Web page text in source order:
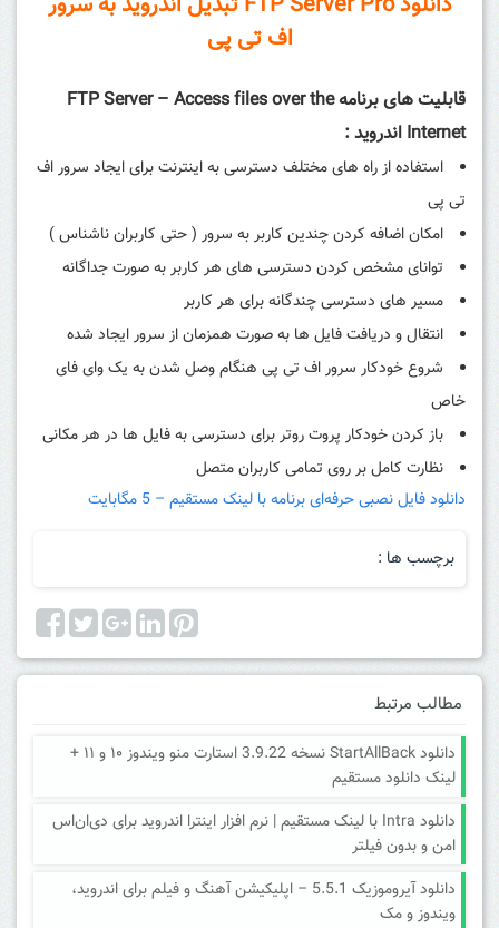
اف تی پی
قابلیت های برنامه FTP Server – Access files over the
Internet اندروید :
استفاده از راه های مختلف دسترسی به اینترنت برای ایجاد سرور اف
تی پی
امکان اضافه کردن چندین کاربر به سرور ( حتی کاربران ناشناس )
توانای مشخص کردن دسترسی های هر کاربر به صورت جداگانه
مسیر های دسترسی چندگانه برای هر کاربر
انتقال و دریافت فایل ها به صورت همزمان از سرور ایجاد شده
شروع خودکار سرور اف تی پی هنگام وصل شدن به یک وای فای
خاص
باز کردن خودکار پروت روتر برای دسترسی به فایل ها در هر مکانی
نظارت کامل بر روی تمامی کاربران متصل
دانلود فایل نصبی حرفه‌ای برنامه با لینک مستقیم – 5 مگابایت
برچسب ها :
مطالب مرتبط
دانلود StartAllBack نسخه 3.9.22 استارت منو ویندوز ۱۰ و ۱۱ +
لینک دانلود مستقیم
دانلود Intra با لینک مستقیم | نرم افزار اینترا اندروید برای دی‌ان‌اس
امن و بدون فیلتر
دانلود آیروموزیک 5.5.1 – اپلیکیشن آهنگ و فیلم برای اندروید،
ویندوز و مک